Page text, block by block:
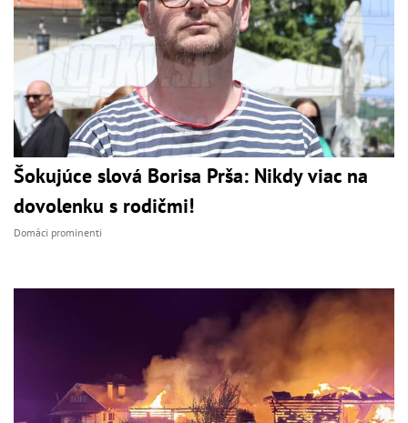
Šokujúce slová Borisa Prša: Nikdy viac na
dovolenku s rodičmi!
Domáci prominenti